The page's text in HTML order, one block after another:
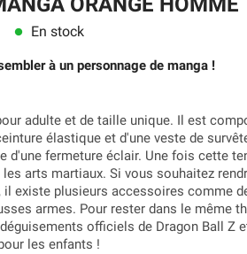
lens En stock
à un personnage de manga !
adulte et de taille unique. Il est
élastique et d'une veste de
d'une fermeture éclair. Une fois cette
arts martiaux. Si vous souhaitez
, il existe plusieurs accessoires comme
armes. Pour rester dans le même
officiels de Dragon Ball Z
les enfants !